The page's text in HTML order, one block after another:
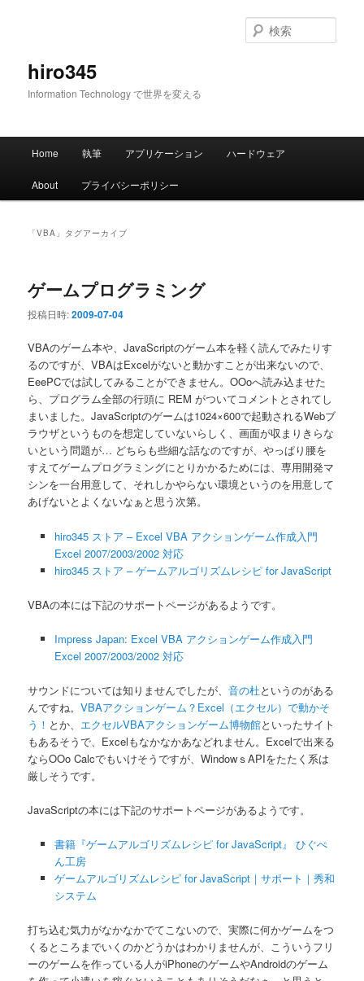
hiro345
Information Technology で世界を変える
索
メ
Home 執筆 アプリケーション ハードウェア
About プライバシーポリシー
「VBA 」タグアーカイブ
ゲームプログラミング
投稿日時:2009-07-04
VBAのゲーム本や、JavaScriptのゲーム本を軽く読んでみたりす
るのですが、VBAはExcelがないと動かすことが出来ないので、
EeePCでは試してみることができません。OOoへ読み込ませた
ら、プログラム全部の行頭に REM がついてコメントとされてし
まいました。JavaScriptのゲームは1024×600で起動されるWebブ
ラウザというものを想定していないらしく、画面が収まりきらな
いという問題が… どちらも些細な話なのですが、やっぱり腰を
すえてゲームプログラミングにとりかかるためには、専用開発マ
シンを一台用意して、それしかやらない環境というのを用意して
あげないとよくないなぁと思う次第。
hiro345 ストア – Excel VBA アクションゲーム作成入門
Excel 2007/2003/2002 対応
hiro345 ストア – ゲームアルゴリズムレシピ for JavaScript
VBAの本には下記のサポートページがあるようです。
Impress Japan: Excel VBA アクションゲーム作成入門
Excel 2007/2003/2002 対応
サウンドについては知りませんでしたが、音の杜というのがある
んですね。VBAアクションゲーム？Excel（エクセル）で動かそ
う！ とか、 エクセルVBAアクションゲーム博物館といったサイト
もあるそうで、Excelもなかなかあなどれません。Excelで出来る
ならOOo Calcでもいけそうですが、WindowｓAPIをたたく系は
厳しそうです。
JavaScriptの本には下記のサポートページがあるようです。
書籍『ゲームアルゴリズムレシピ for JavaScript』 ひぐぺ
ん工房
ゲームアルゴリズムレシピ for JavaScript｜サポート｜秀和
システム
打ち込む気力がなかなかでてこないので、実際に何かゲームをつ
くるところまでいくのかどうかはわかりませんが、こういうフリ
ーのゲームを作っている人がiPhoneのゲームやAndroidのゲーム